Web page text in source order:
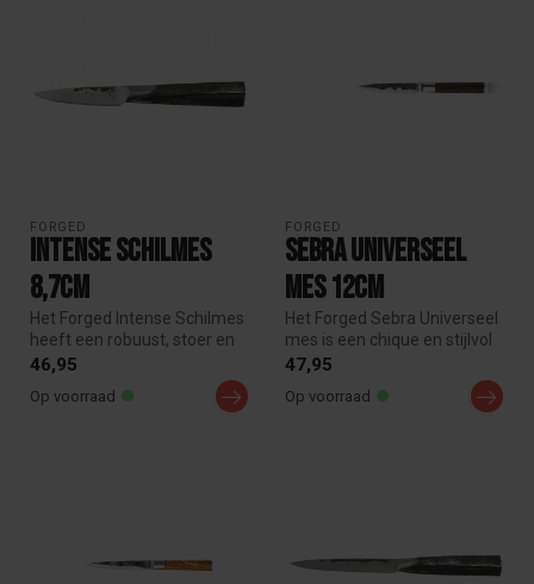
FORGED
Intense Schilmes
8,7cm
Het Forged Intense Schilmes
heeft een robuust, stoer en
industrieel uiterlijk. H...
46,95
Op voorraad
FORGED
Sebra Universeel
mes 12cm
Het Forged Sebra Universeel
mes is een chique en stijlvol
mes. Het handvat is va...
47,95
Op voorraad